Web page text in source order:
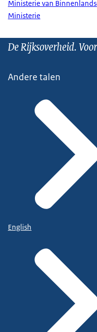
Ministerie van
Ministerie
De Rijksoverheid.
Andere talen
English